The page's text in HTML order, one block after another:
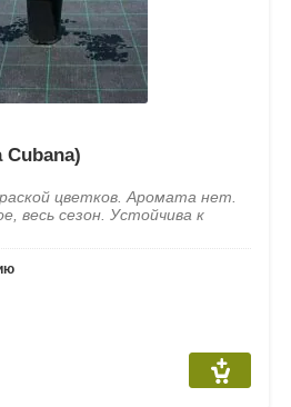
Cubana)
цветков. Аромата нет.
весь сезон. Устойчива к